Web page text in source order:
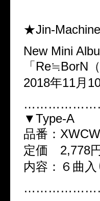
★Jin-Machine
New Mini
「Re≒BorN
2018年11月
▼Type-A
品番：
定価 2,778円
内容：６曲